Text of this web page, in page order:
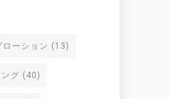
ーション (13)
グ (40)